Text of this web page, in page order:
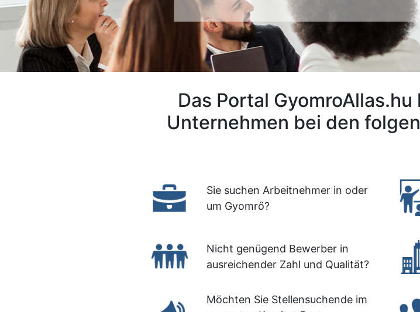
Das Portal
Unternehmen bei den
Sie suchen Arbeitnehmer in oder
um Gyomrő?
Nicht genügend Bewerber in
ausreichender Zahl und Qualität?
Möchten Sie Stellensuchende im